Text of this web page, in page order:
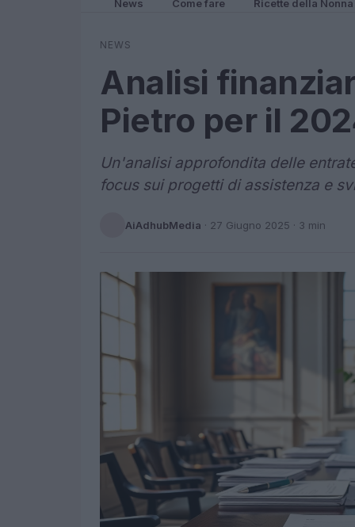
News Come fare Ricette della Nonna
NEWS
Analisi
Pietro per il
Un'analisi approfondita delle
focus sui progetti di assistenza e
AiAdhubMedia · 27 Giugno 2025 · 3 min